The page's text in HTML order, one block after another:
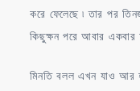
করে ফেলেছে ৷ তার পর
কিছুক্ষন পরে আবার একবার
মিনতি বলল এখন যাও আর